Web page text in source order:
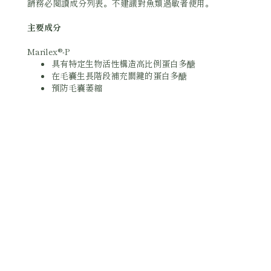
請務必閱讀成分列表。不建議對魚類過敏者使用。
主要成分
Marilex®-P
具有特定生物活性構造高比例蛋白多醣
在毛囊生長階段補充關鍵的蛋白多醣
預防毛囊萎縮